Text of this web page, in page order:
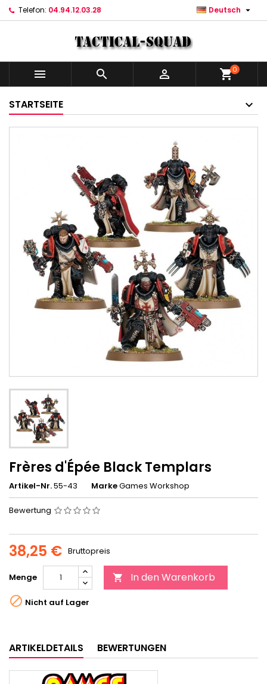
Telefon: 04.94.12.03.28 Deutsch 
   shopping_cart0
STARTSEITE
Frères d'Épée Black Templars
Artikel-Nr.55-43 MarkeGames Workshop
Bewertung
38,25 € Bruttopreis
Menge  In den Warenkorb
 Nicht auf Lager
ARTIKELDETAILS BEWERTUNGEN